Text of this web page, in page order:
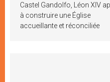
Castel Gandolfo, Léon XIV
à construire une Église
accueillante et réconciliée